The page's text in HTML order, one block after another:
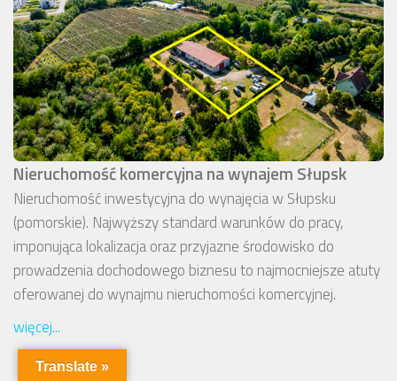
Nieruchomość komercyjna na wynajem Słupsk
Nieruchomość inwestycyjna do wynajęcia w Słupsku
(pomorskie). Najwyższy standard warunków do pracy,
imponująca lokalizacja oraz przyjazne środowisko do
prowadzenia dochodowego biznesu to najmocniejsze atuty
oferowanej do wynajmu nieruchomości komercyjnej.
więcej...
Translate »